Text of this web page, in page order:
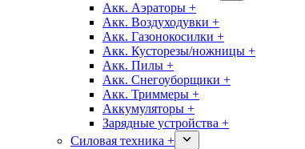
Акк. Аэраторы +
Акк. Воздуходувки +
Акк. Газонокосилки +
Акк. Кусторезы/ножницы +
Акк. Пилы +
Акк. Снегоуборщики +
Акк. Триммеры +
Аккумуляторы +
Зарядные устройства +
Силовая техника +